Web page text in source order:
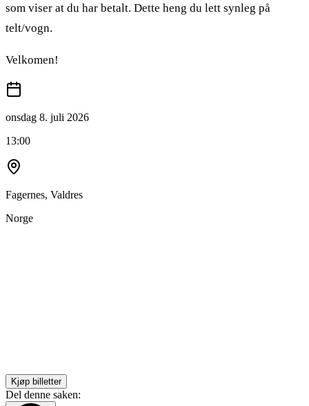
som viser at du har betalt. Dette heng du lett synleg på
telt/vogn.
Velkomen!
onsdag 8. juli 2026
13:00
Fagernes, Valdres
Norge
Kjøp billetter
Del denne saken: